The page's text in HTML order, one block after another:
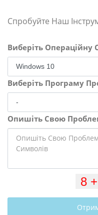
Спробуйте Наш
Виберіть Операційну
Виберіть Програму
Опишіть Свою